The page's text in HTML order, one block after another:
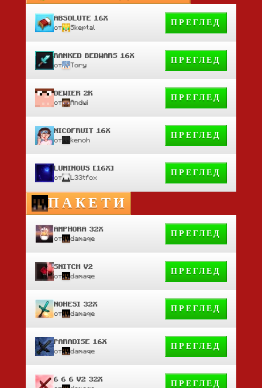
ABSOLUTE 16X
от Skeptal
ПРЕГЛЕД
RANKED BEDWARS 16X
от Tory
ПРЕГЛЕД
DEWIER 2K
от Andwi
ПРЕГЛЕД
NICOFRUIT 16X
от kenoh
ПРЕГЛЕД
LUMINOUS [16X]
от L33tfox
ПРЕГЛЕД
ПАКЕТИ
AMPHORA 32X
от damaqe
ПРЕГЛЕД
SNITCH V2
от damaqe
ПРЕГЛЕД
NOHESI 32X
от damaqe
ПРЕГЛЕД
PARADISE 16X
от damaqe
ПРЕГЛЕД
6 6 6 V2 32X
ПРЕГЛЕД